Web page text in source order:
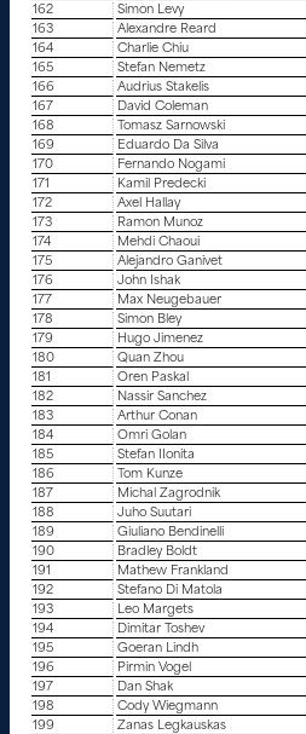
162
Simon Levy
163
Alexandre Reard
164
Charlie Chiu
165
Stefan Nemetz
166
Audrius Stakelis
167
David Coleman
168
Tomasz Sarnowski
169
Eduardo Da Silva
170
Fernando Nogami
171
Kamil Predecki
172
Axel Hallay
173
Ramon Munoz
174
Mehdi Chaoui
175
Alejandro Ganivet
176
John Ishak
177
Max Neugebauer
178
Simon Bley
179
Hugo Jimenez
180
Quan Zhou
181
Oren Paskal
182
Nassir Sanchez
183
Arthur Conan
184
Omri Golan
185
Stefan IIonita
186
Tom Kunze
187
Michal Zagrodnik
188
Juho Suutari
189
Giuliano Bendinelli
190
Bradley Boldt
191
Mathew Frankland
192
Stefano Di Matola
193
Leo Margets
194
Dimitar Toshev
195
Goeran Lindh
196
Pirmin Vogel
197
Dan Shak
198
Cody Wiegmann
199
Zanas Legkauskas